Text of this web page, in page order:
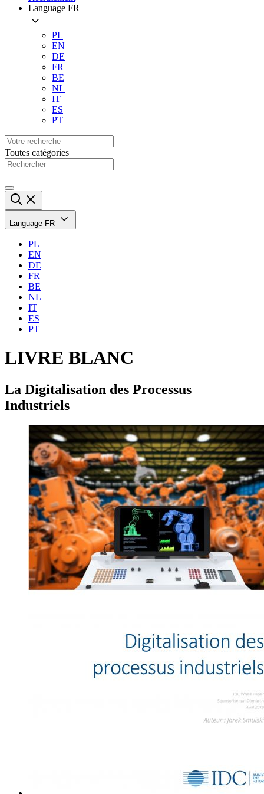
Language FR
PL
EN
DE
FR
BE
NL
IT
ES
PT
Toutes catégories
Language FR
PL
EN
DE
FR
BE
NL
IT
ES
PT
LIVRE BLANC
La Digitalisation des Processus
Industriels